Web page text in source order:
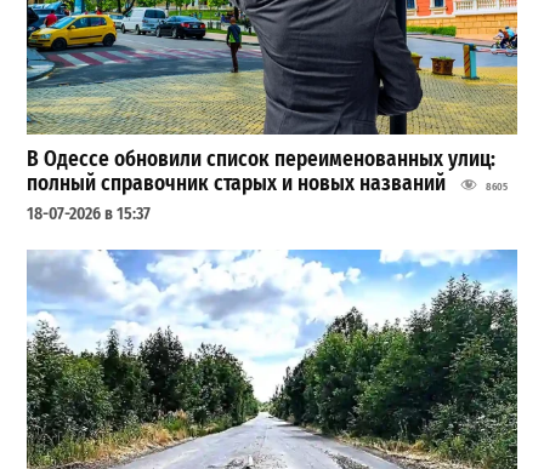
В Одессе обновили список переименованных улиц:
полный справочник старых и новых названий
8605
18-07-2026 в 15:37